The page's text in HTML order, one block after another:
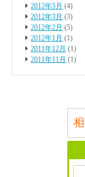
2012年5月 (4)
2012年3月 (3)
2012年2月 (5)
2012年1月 (1)
2011年12月 (1)
2011年11月 (1)